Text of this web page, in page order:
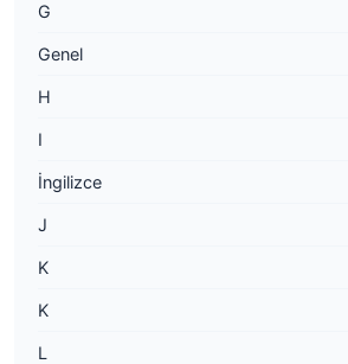
G
Genel
H
I
İngilizce
J
K
K
L